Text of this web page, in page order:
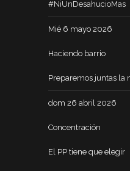
#NiUnDesahucioMas
Mié 6 mayo 2026
Haciendo barrio
Preparemos juntas la
dom 26 abril 2026
Concentración
El PP tiene que elegir